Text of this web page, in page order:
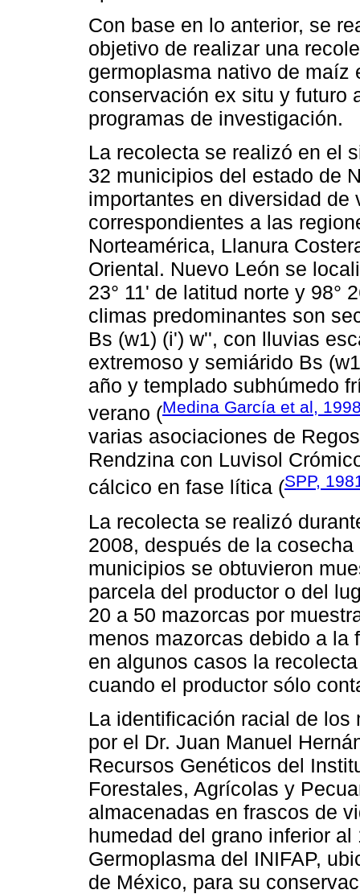
Con base en lo anterior, se
objetivo de realizar una
germoplasma nativo de maíz
conservación ex situ y futuro
programas de investigación.
La recolecta se realizó en el
32 municipios del estado de
importantes en diversidad
correspondientes a las
Norteamérica, Llanura
Oriental. Nuevo León se
23° 11' de latitud norte y 98°
climas predominantes son
Bs (w1) (i') w'', con lluvias
extremoso y semiárido Bs
año y templado subhúmedo
verano (Medina García et al,
varias asociaciones de
Rendzina con Luvisol
cálcico en fase lítica (SPP,
La recolecta se realizó
2008, después de la
municipios se obtuvieron
parcela del productor o del
20 a 50 mazorcas por
menos mazorcas debido a la
en algunos casos la
cuando el productor sólo
La identificación racial de
por el Dr. Juan Manuel
Recursos Genéticos del
Forestales, Agrícolas y
almacenadas en frascos de
humedad del grano inferior
Germoplasma del INIFAP,
de México, para su